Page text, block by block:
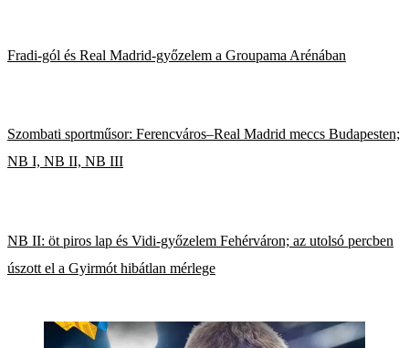
Fradi-gól és Real Madrid-győzelem a Groupama Arénában
Szombati sportműsor: Ferencváros–Real Madrid meccs Budapesten;
NB I, NB II, NB III
NB II: öt piros lap és Vidi-győzelem Fehérváron; az utolsó percben
úszott el a Gyirmót hibátlan mérlege